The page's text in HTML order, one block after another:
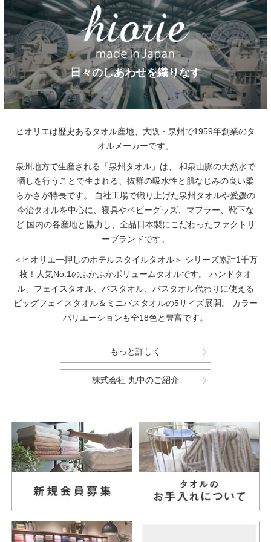
日々のしあわせを織りなす
ヒオリエは歴史あるタオル産地、大阪・泉州で1959年創業のタ
オルメーカーです。
泉州地方で生産される「泉州タオル」は、
和泉山脈の天然水で
晒しを行うことで生まれる、抜群の吸水性と肌なじみの良い柔
らかさが特長です。
自社工場で織り上げた泉州タオルや愛媛の
今治タオルを中心に、寝具やベビーグッズ、マフラー、靴下な
ど 国内の各産地と協力し、全品日本製にこだわったファクトリ
ーブランドです。
＜ヒオリエ一押しのホテルスタイルタオル＞ シリーズ累計1千万
枚！人気No.1のふかふかボリュームタオルです。
ハンドタオ
ル、フェイスタオル、バスタオル、バスタオル代わりに使える
ビッグフェイスタオル＆ミニバスタオルの5サイズ展開。
カラー
バリエーションも全18色と豊富です。
もっと詳しく
株式会社 丸中のご紹介